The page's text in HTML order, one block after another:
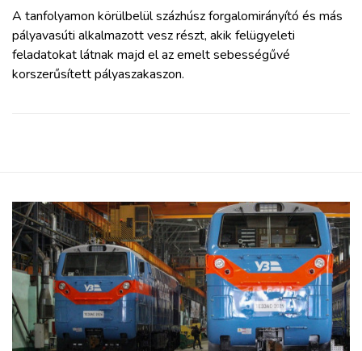
BLOG
ARCHÍVUM
REGISZTRÁCIÓ
A tanfolyamon körülbelül százhúsz forgalomirányító és más
pályavasúti alkalmazott vesz részt, akik felügyeleti
feladatokat látnak majd el az emelt sebességűvé
korszerűsített pályaszakaszon.